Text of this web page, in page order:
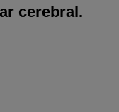
cerebral.